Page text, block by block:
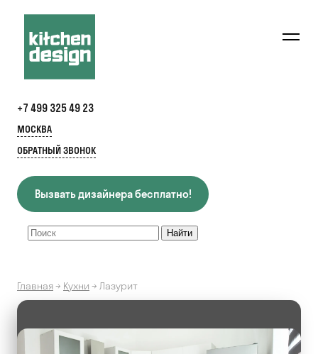
+7 499 325 49 23
МОСКВА
ОБРАТНЫЙ ЗВОНОК
Вызвать дизайнера бесплатно!
Главная→ Кухни → Лазурит